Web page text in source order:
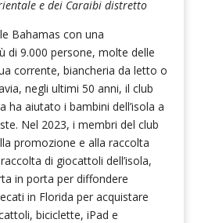
e dei Caraibi distretto
Bahamas con una
di 9.000 persone, molte delle
corrente, biancheria da letto o
negli ultimi 50 anni, il club
ha aiutato i bambini dell’isola a
Nel 2023, i membri del club
promozione e alla raccolta
di giocattoli dell’isola,
in porta per diffondere
in Florida per acquistare
biciclette, iPad e